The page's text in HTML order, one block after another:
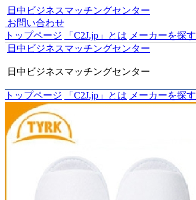
日中ビジネスマッチングセンター
お問い合わせ
トップページ
「C2J.jp」とは メーカーを探す
日中ビジネスマッチングセンター
日中ビジネスマッチングセンター
トップページ 「C2J.jp」とは メーカーを探す